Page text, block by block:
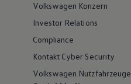
Volkswagen Konzern
Investor Relations
Compliance
Kontakt Cyber Security
Volkswagen Nutzfahrzeuge